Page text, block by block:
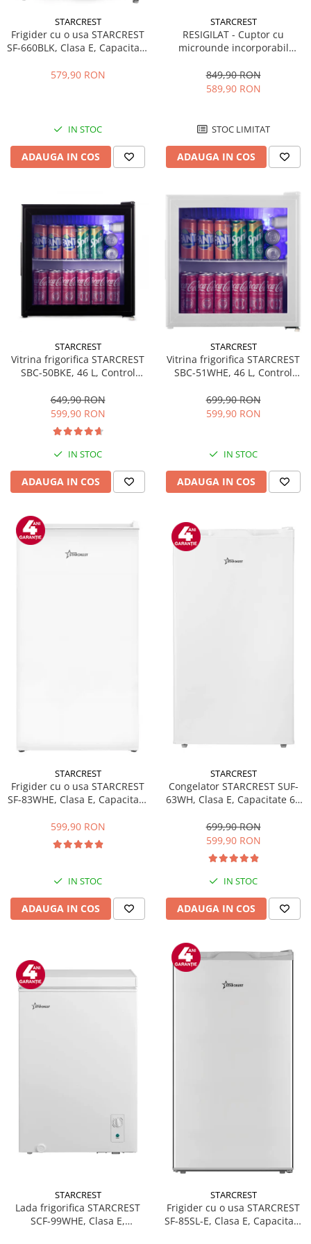
STARCREST
Frigider cu o usa STARCREST
SF-660BLK, Clasa E, Capacitate
579,90 RON
IN STOC
ADAUGA IN COS
STARCREST
RESIGILAT - Cuptor cu
microunde incorporabil
800 W, Grill, Control Digital,
Display LCD, Inox
849,90 RON
589,90 RON
STOC LIMITAT
ADAUGA IN COS
STARCREST
Vitrina frigorifica STARCREST
SBC-50BKE, 46 L, Control
48.8 cm, Negru
649,90 RON
599,90 RON
IN STOC
ADAUGA IN COS
STARCREST
Vitrina frigorifica STARCREST
SBC-51WHE, 46 L, Control
48.8 cm, Alb
699,90 RON
599,90 RON
IN STOC
ADAUGA IN COS
STARCREST
Frigider cu o usa STARCREST
SF-83WHE, Clasa E, Capacitate
Compartiment gheata, H 85
cm, Alb
599,90 RON
IN STOC
ADAUGA IN COS
STARCREST
Congelator STARCREST SUF-
63WH, Clasa E, Capacitate 63
699,90 RON
599,90 RON
IN STOC
ADAUGA IN COS
STARCREST
Lada frigorifica STARCREST
SCF-99WHE, Clasa E,
STARCREST
Frigider cu o usa STARCREST
SF-85SL-E, Clasa E, Capacitate